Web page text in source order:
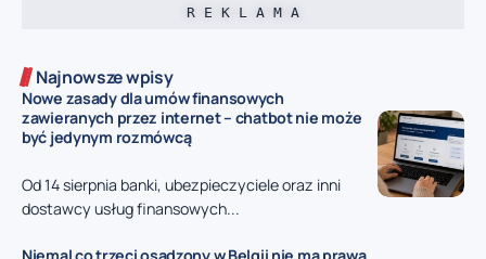
R E K L A M A
Najnowsze wpisy
Nowe zasady dla umów finansowych
zawieranych przez internet – chatbot nie może
być jedynym rozmówcą
Od 14 sierpnia banki, ubezpieczyciele oraz inni
dostawcy usług finansowych...